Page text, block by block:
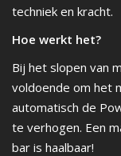
techniek en kracht.
Hoe werkt het?
Bij het slopen van
voldoende om het
automatisch de
te verhogen. Een
bar is haalbaar!